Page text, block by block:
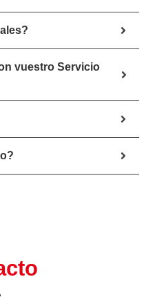
vuestro Servicio